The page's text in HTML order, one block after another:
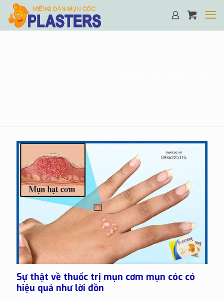
Sự thật về thuốc trị mụn cơm mụn cóc có
hiệu quả như lời đồn